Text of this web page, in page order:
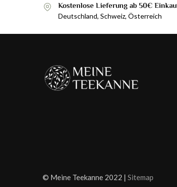
Kostenlose Lieferung ab 50€
Deutschland, Schweiz, Österreich
© Meine Teekanne 2022 | Sitemap